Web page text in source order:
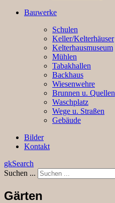
Bauwerke
Schulen
Keller/Kelterhäuser
Kelterhausmuseum
Mühlen
Tabakhallen
Backhaus
Wiesenwehre
Brunnen u. Quellen
Waschplatz
Wege u. Straßen
Gebäude
Bilder
Kontakt
gkSearch
Suchen ...
Gärten